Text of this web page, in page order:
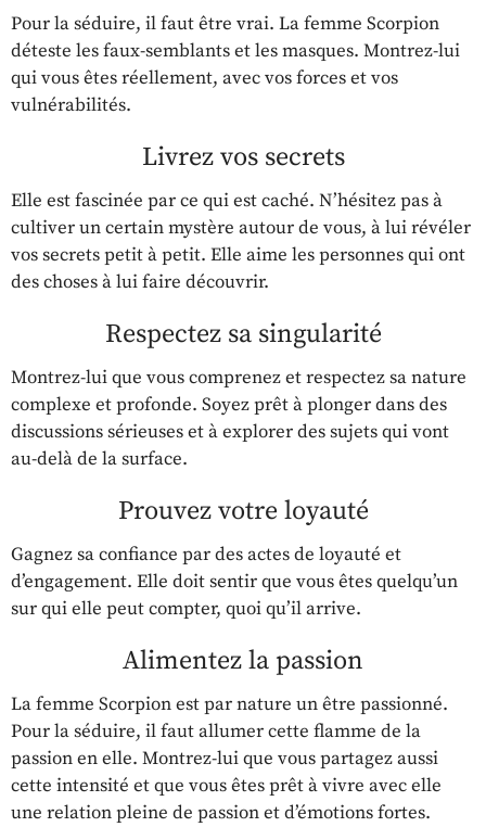
Pour la séduire, il faut être vrai. La femme Scorpion
déteste les faux-semblants et les masques. Montrez-lui
qui vous êtes réellement, avec vos forces et vos
vulnérabilités.
Livrez vos secrets
Elle est fascinée par ce qui est caché. N’hésitez pas à
cultiver un certain mystère autour de vous, à lui révéler
vos secrets petit à petit. Elle aime les personnes qui ont
des choses à lui faire découvrir.
Respectez sa singularité
Montrez-lui que vous comprenez et respectez sa nature
complexe et profonde. Soyez prêt à plonger dans des
discussions sérieuses et à explorer des sujets qui vont
au-delà de la surface.
Prouvez votre loyauté
Gagnez sa confiance par des actes de loyauté et
d’engagement. Elle doit sentir que vous êtes quelqu’un
sur qui elle peut compter, quoi qu’il arrive.
Alimentez la passion
La femme Scorpion est par nature un être passionné.
Pour la séduire, il faut allumer cette flamme de la
passion en elle. Montrez-lui que vous partagez aussi
cette intensité et que vous êtes prêt à vivre avec elle
une relation pleine de passion et d’émotions fortes.